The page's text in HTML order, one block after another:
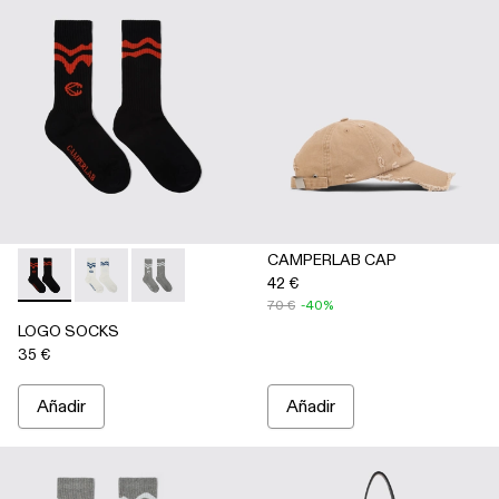
LOGO SOCKS - AA00005-001 - NEGRO
LOGO SOCKS - AA00005-003 - BLANCO
LOGO SOCKS - AA00005-002 - GRIS
LOGO SOCKS
35 €
Añadir
CAMPERLAB CAP
42 €
70 € -40%
Añadir